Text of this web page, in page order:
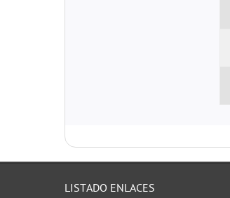
LISTADO ENLACES